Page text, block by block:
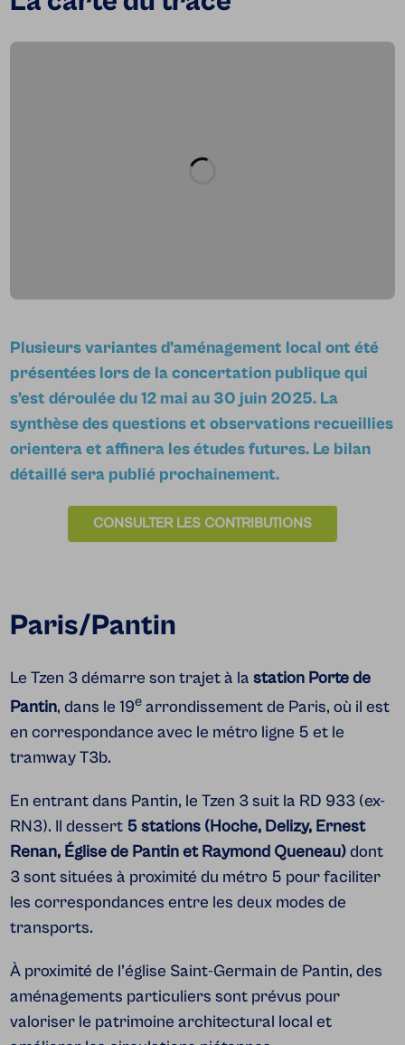
Plusieurs variantes d’aménagement local ont été
présentées lors de la concertation publique qui
s’est déroulée du 12 mai au 30 juin 2025. La
synthèse des questions et observations recueillies
orientera et affinera les études futures. Le bilan
détaillé sera publié prochainement.
CONSULTER LES CONTRIBUTIONS
Paris/Pantin
Le Tzen 3 démarre son trajet à lastation Porte de
Pantin, dans le 19e arrondissement de Paris, où il est
en correspondance avec le métro ligne 5 et le
tramway T3b.
En entrant dans Pantin, le Tzen 3 suit la RD 933 (ex-
RN3). Il dessert 5 stations (Hoche, Delizy, Ernest
Renan, Église de Pantin et Raymond Queneau)dont
3 sont situées à proximité du métro 5 pour faciliter
les correspondances entre les deux modes de
transports.
À proximité de l’église Saint-Germain de Pantin, des
aménagements particuliers sont prévus pour
valoriser le patrimoine architectural local et